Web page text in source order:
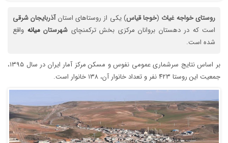
روستای خواجه غیاث (خوجا قیاس) یکی از روستاهای استانآذربایجان شرقی
است که در دهستان بروانان مرکزی بخش ترکمنچای شهرستان میانه واقع
شده است.
بر اساس نتایج سرشماری عمومی نفوس و مسکن مرکز آمار ایران در سال ۱۳۹۵،
جمعیت این روستا ۴۲۳ نفر و تعداد خانوار آن، ۱۳۸ خانوار است.